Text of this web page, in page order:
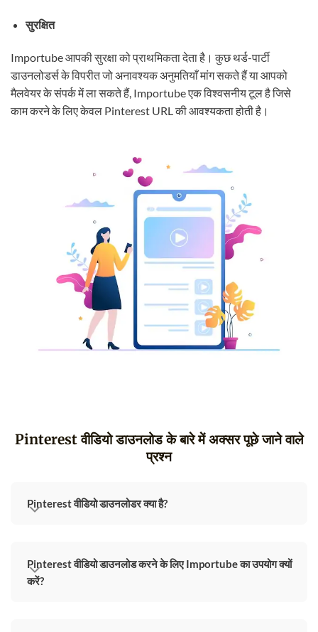
सुरक्षित
Importube आपकी सुरक्षा को प्राथमिकता देता है। कुछ थर्ड-पार्टी
डाउनलोडर्स के विपरीत जो अनावश्यक अनुमतियाँ मांग सकते हैं या आपको
मैलवेयर के संपर्क में ला सकते हैं, Importube एक विश्वसनीय टूल है जिसे
काम करने के लिए केवल Pinterest URL की आवश्यकता होती है।
Pinterest वीडियो डाउनलोड के बारे में अक्सर पूछे जाने वाले
प्रश्न
Pinterest वीडियो डाउनलोडर क्या है?
Pinterest वीडियो डाउनलोड करने के लिए Importube का उपयोग क्यों
करें?